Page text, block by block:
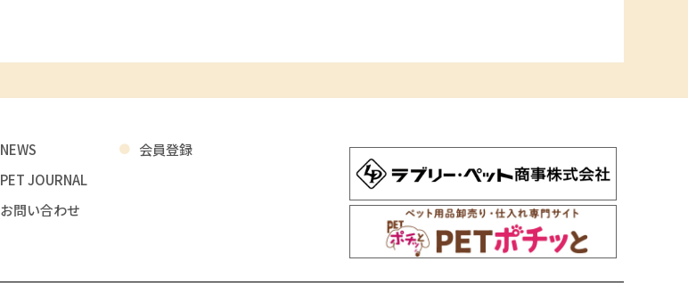
NEWS
PET JOURNAL
お問い合わせ
会員登録